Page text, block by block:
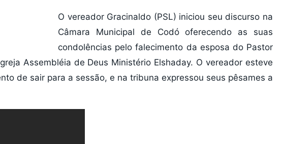
O vereador Gracinaldo (PSL) iniciou seu discurso na
Câmara Municipal de Codó oferecendo as suas
condolências pelo falecimento da esposa do Pastor
Assembléia de Deus Ministério Elshaday. O vereador esteve
de sair para a sessão, e na tribuna expressou seus pêsames a